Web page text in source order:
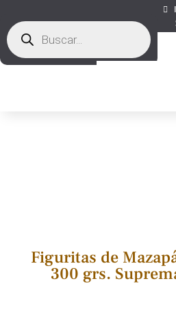
Búsqueda
de
productos
Figuritas de
300 grs.